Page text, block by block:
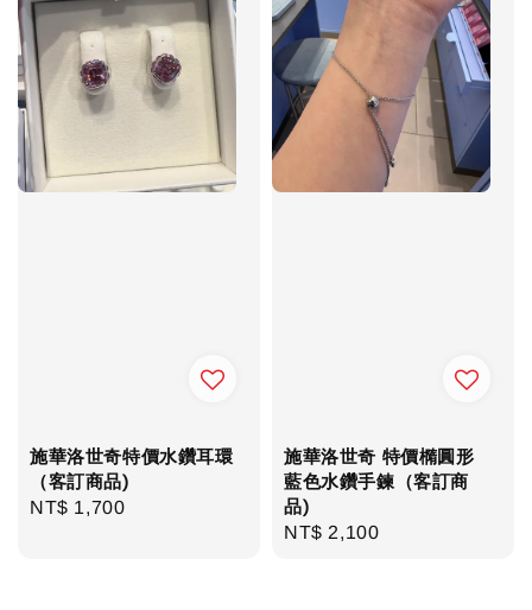
施華洛世奇特價水鑽耳環
（客訂商品)
Regular
NT$ 1,700
施華洛世奇 特價橢圓形
藍色水鑽手鍊（客訂商
品)
Regular
NT$ 2,100